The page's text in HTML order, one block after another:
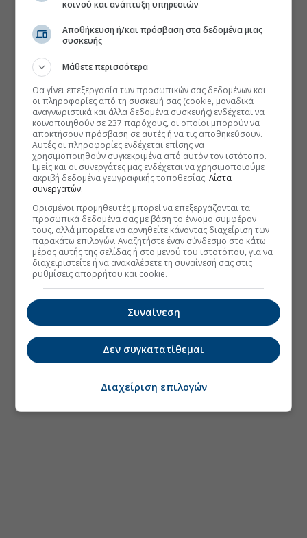
κοινού και ανάπτυξη υπηρεσιών
Αποθήκευση ή/και πρόσβαση στα δεδομένα μιας
συσκευής
Μάθετε περισσότερα
Θα γίνει επεξεργασία των προσωπικών σας δεδομένων και
οι πληροφορίες από τη συσκευή σας (cookie, μοναδικά
αναγνωριστικά και άλλα δεδομένα συσκευής) ενδέχεται να
κοινοποιηθούν σε 237 παρόχους, οι οποίοι μπορούν να
αποκτήσουν πρόσβαση σε αυτές ή να τις αποθηκεύσουν.
Αυτές οι πληροφορίες ενδέχεται επίσης να
χρησιμοποιηθούν συγκεκριμένα από αυτόν τον ιστότοπο.
Εμείς και οι συνεργάτες μας ενδέχεται να χρησιμοποιούμε
ακριβή δεδομένα γεωγραφικής τοποθεσίας.Λίστα
συνεργατών.
Ορισμένοι προμηθευτές μπορεί να επεξεργάζονται τα
προσωπικά δεδομένα σας με βάση το έννομο συμφέρον
τους, αλλά μπορείτε να αρνηθείτε κάνοντας διαχείριση των
παρακάτω επιλογών. Αναζητήστε έναν σύνδεσμο στο κάτω
μέρος αυτής της σελίδας ή στο μενού του ιστοτόπου, για να
διαχειριστείτε ή να ανακαλέσετε τη συναίνεσή σας στις
ρυθμίσεις απορρήτου και cookie.
Συναίνεση
Δεν συγκατατίθεμαι
Διαχείριση επιλογών